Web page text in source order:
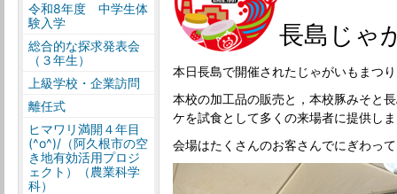
長島じゃ
本日長島で開催されたじゃがいもまつ
本校の加工品の販売と，本校豚みそと
ケを試食として多くの来場者に提供し
会場はたくさんのお客さんでにぎわっ
令和8年度 中学生体
験入学
総合的な探求発表会
（３年生）
上級学校・企業訪問
離任式
ヒマワリ満開４年目
(^o^)/（阿久根市の空
き地有効活用プロジ
ェクト）（農業科学
科）